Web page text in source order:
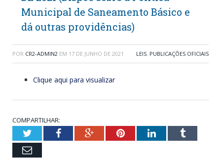
Municipal de Saneamento Básico e
dá outras providências)
POR CR2-ADMIN2 EM 17 DE JUNHO DE 2021 LEIS, PUBLICAÇÕES OFICIAIS
Clique aqui para visualizar
COMPARTILHAR:
TwitterFacebookGoogle+PinterestLinkedInTumblr
Email